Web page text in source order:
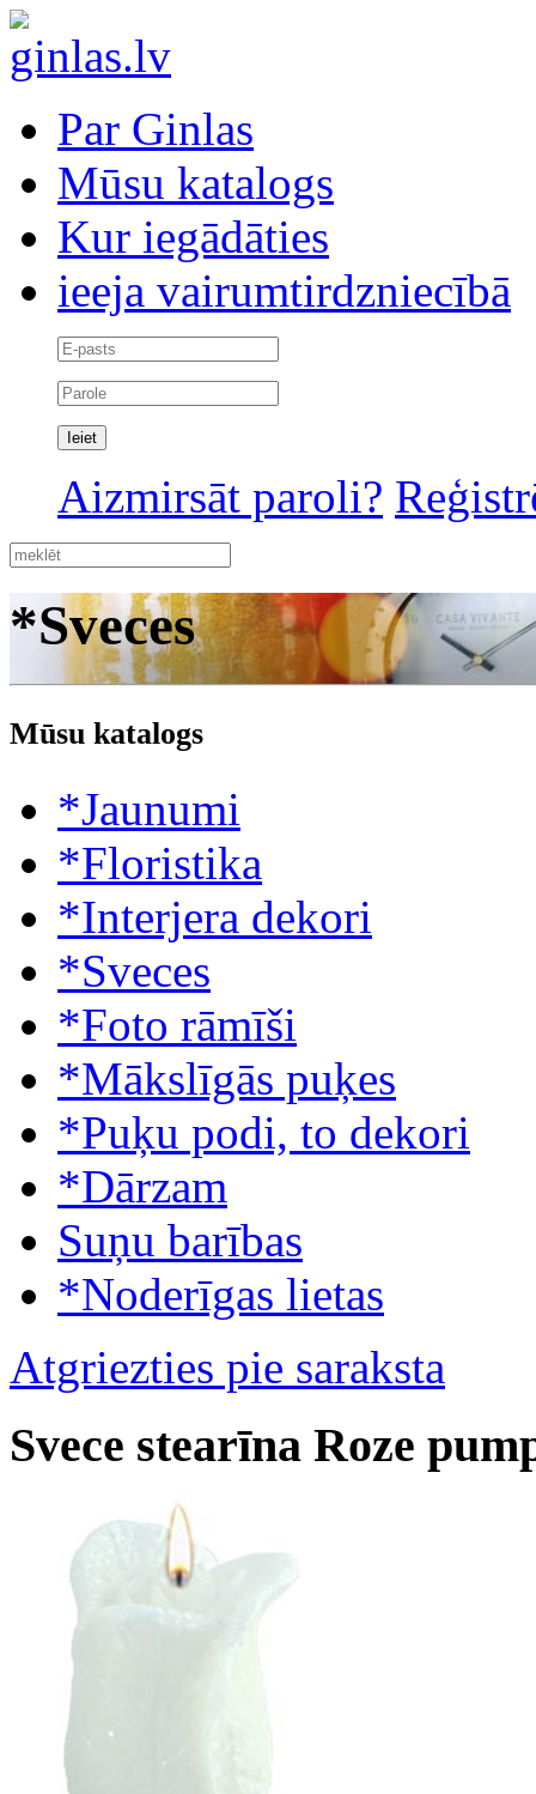
Par Ginlas
Mūsu katalogs
Kur iegādāties
ieeja vairumtirdzniecībā
Aizmirsāt paroli?
*Sveces
Mūsu katalogs
*Jaunumi
*Floristika
*Interjera dekori
*Sveces
*Foto rāmīši
*Mākslīgās puķes
*Puķu podi, to dekori
*Dārzam
Suņu barības
*Noderīgas lietas
Atgriezties pie saraksta
Svece stearīna Roze